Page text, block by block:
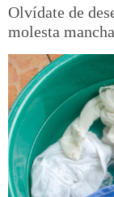
Olvídate de
molesta